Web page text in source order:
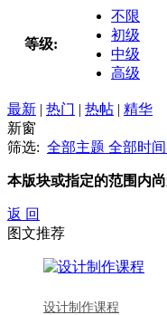
等级:
不限
初级
中级
高级
最新 | 热门 | 热帖 | 精华
新窗
筛选: 全部主题 全部时间
本版块或指定的范围内
返 回
图文推荐
设计制作课程